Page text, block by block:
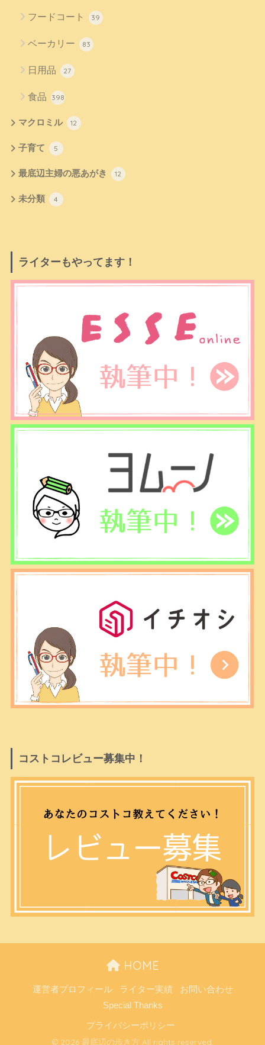
フードコート 39
ベーカリー 83
日用品 27
食品 398
マクロミル 12
子育て 5
最底辺主婦の悪あがき 12
未分類 4
ライターもやってます！
コストコレビュー募集中！
HOME
運営者プロフィール ライター実績
お問い合わせ
Special Thanks
プライバシーポリシー
© 2026 最底辺の歩き方 All rights reserved.